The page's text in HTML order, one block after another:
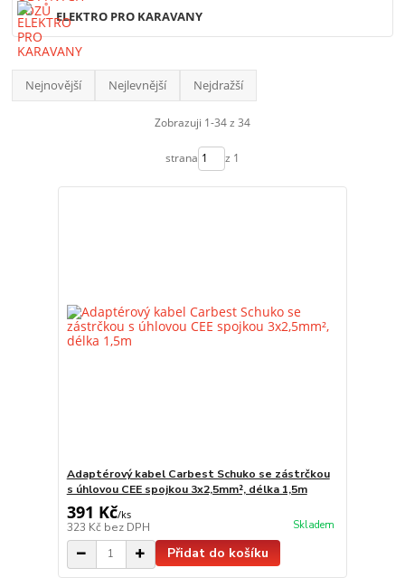
ELEKTRO PRO KARAVANY
Nejnovější Nejlevnější Nejdražší
Zobrazuji 1-34 z 34
strana z 1
Adaptérový kabel Carbest Schuko se zástrčkou
s úhlovou CEE spojkou 3x2,5mm², délka 1,5m
391 Kč/ks
323 Kč bez DPH Skladem
Přidat do košíku